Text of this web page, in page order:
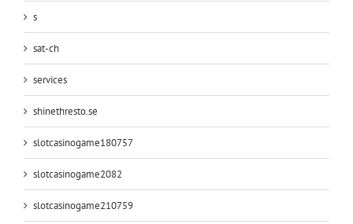
s
sat-ch
services
shinethresto.se
slotcasinogame180757
slotcasinogame2082
slotcasinogame210759